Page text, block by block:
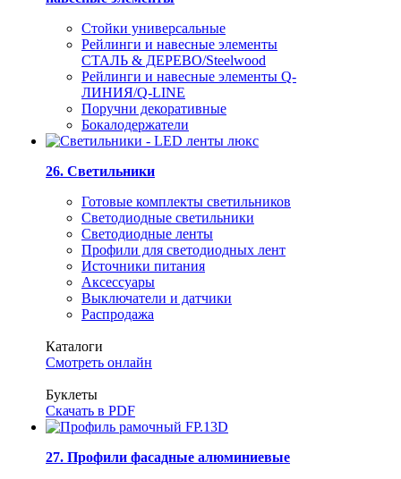
Стойки универсальные
Рейлинги и навесные элементы
СТАЛЬ & ДЕРЕВО/Steelwood
Рейлинги и навесные элементы Q-
ЛИНИЯ/Q-LINE
Поручни декоративные
Бокалодержатели
26. Светильники
Готовые комплекты светильников
Светодиодные светильники
Светодиодные ленты
Профили для светодиодных лент
Источники питания
Аксессуары
Выключатели и датчики
Распродажа
Каталоги
Смотреть онлайн
Буклеты
Скачать в PDF
27. Профили фасадные алюминиевые